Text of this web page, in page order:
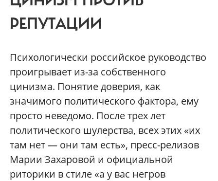
РЕПУТАЦИИ
Психологически российское руководство
проигрывает из-за собственного
цинизма. Понятие доверия, как
значимого политического фактора, ему
просто неведомо. После трех лет
политического шулерства, всех этих «их
там нет — они там есть», пресс-релизов
Марии Захаровой и официальной
риторики в стиле «а у вас негров